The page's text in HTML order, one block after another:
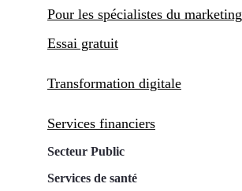
Pour les spécialistes du marketing
Essai gratuit
Transformation digitale
Services financiers
Secteur Public
Services de santé